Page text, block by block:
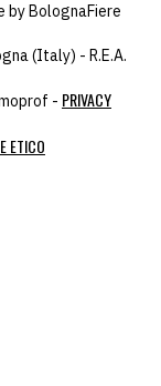
by BolognaFiere
(Italy) - R.E.A.
- PRIVACY
ETICO